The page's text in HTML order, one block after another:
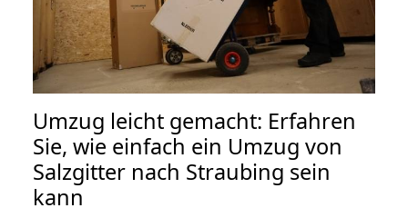
Umzug leicht gemacht: Erfahren
Sie, wie einfach ein Umzug von
Salzgitter nach Straubing sein
kann